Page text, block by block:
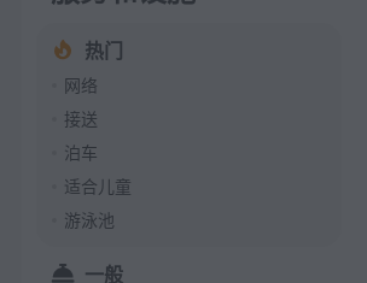
热门
网络
接送
泊车
适合儿童
游泳池
一般